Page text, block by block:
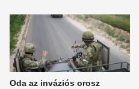
Oda az inváziós orosz